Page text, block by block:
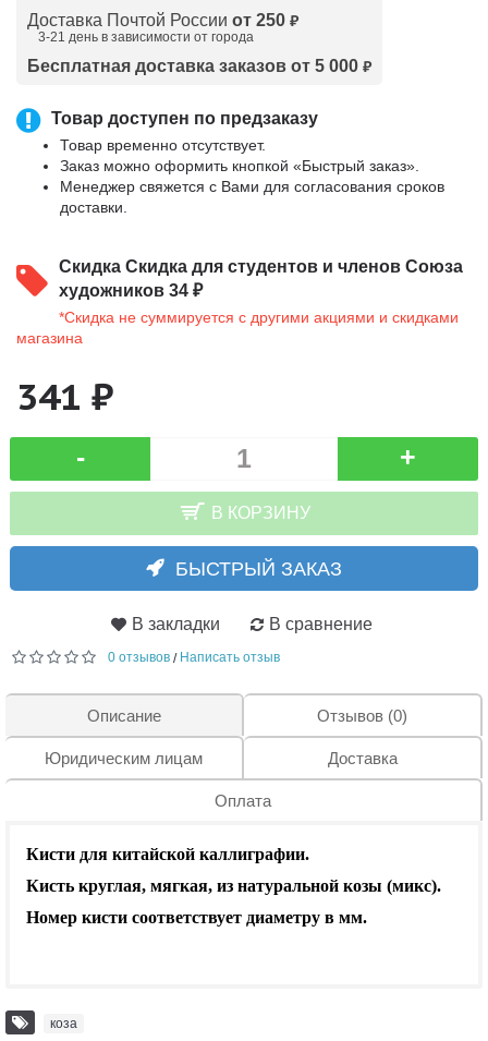
Доставка Почтой России от 250 ₽
3-21 день в зависимости от города
Бесплатная доставка заказов от 5 000 ₽
Товар доступен по предзаказу
Товар временно отсутствует.
Заказ можно оформить кнопкой «Быстрый заказ».
Менеджер свяжется с Вами для согласования сроков
доставки.
Скидка Скидка для студентов и членов Союза
художников 34 ₽
*Скидка не суммируется с другими акциями и скидками
магазина
341 ₽
- +
В КОРЗИНУ
БЫСТРЫЙ ЗАКАЗ
В закладки В сравнение
0 отзывов / Написать отзыв
Описание Отзывов (0)
Юридическим лицам Доставка
Оплата
Кисти для китайской каллиграфии.
Кисть круглая, мягкая, из натуральной козы (микс).
Номер кисти соответствует диаметру в мм.
коза